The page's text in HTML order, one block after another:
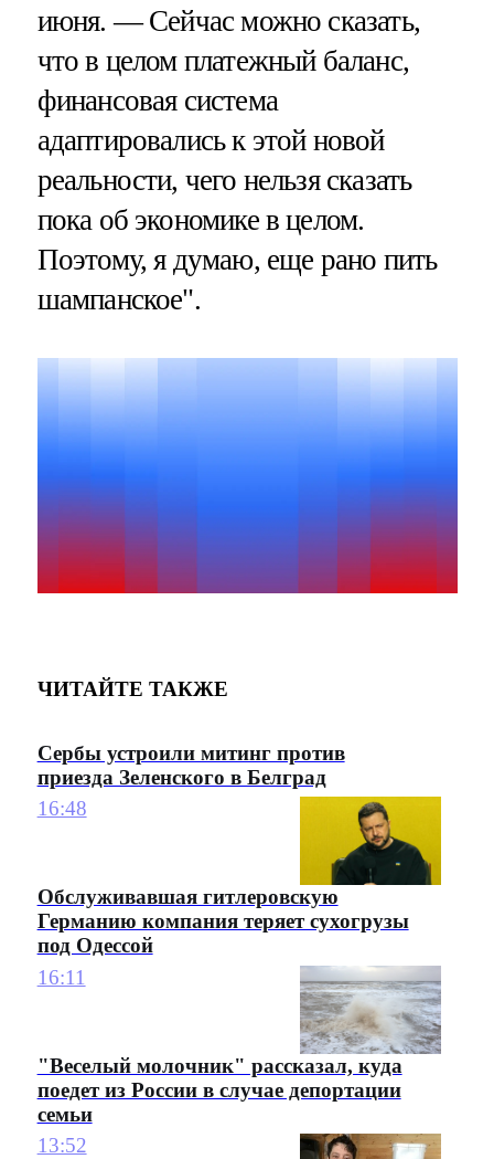
июня. — Сейчас можно сказать,
что в целом платежный баланс,
финансовая система
адаптировались к этой новой
реальности, чего нельзя сказать
пока об экономике в целом.
Поэтому, я думаю, еще рано пить
шампанское".
ЧИТАЙТЕ ТАКЖЕ
Сербы устроили митинг против
приезда Зеленского в Белград
16:48
Обслуживавшая гитлеровскую
Германию компания теряет сухогрузы
под Одессой
16:11
"Веселый молочник" рассказал, куда
поедет из России в случае депортации
семьи
13:52